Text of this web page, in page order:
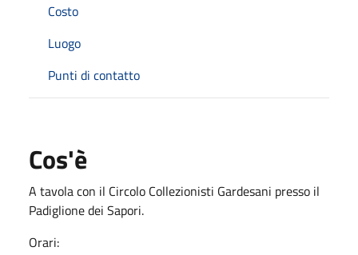
Costo
Luogo
Punti di contatto
Cos'è
A tavola con il Circolo Collezionisti Gardesani presso il
Padiglione dei Sapori.
Orari: